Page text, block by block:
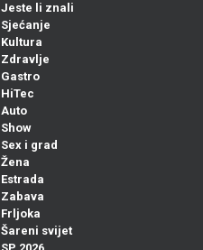
Jeste li znali
Sjećanje
Kultura
Zdravlje
Gastro
HiTec
Auto
Show
Sex i grad
Žena
Estrada
Zabava
Frljoka
Šareni svijet